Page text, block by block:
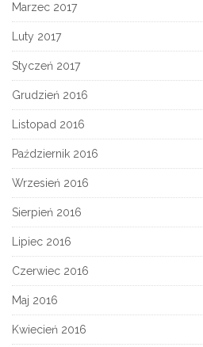
Marzec 2017
Luty 2017
Styczeń 2017
Grudzień 2016
Listopad 2016
Październik 2016
Wrzesień 2016
Sierpień 2016
Lipiec 2016
Czerwiec 2016
Maj 2016
Kwiecień 2016